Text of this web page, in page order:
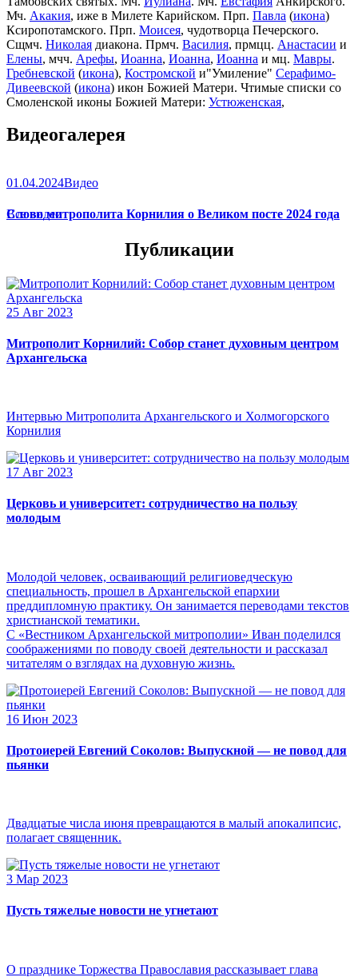
Мч. Акакия, иже в Милете Карийском. Прп. Павла (икона)
Ксиропотамского. Прп. Моисея, чудотворца Печерского.
Сщмч. Николая диакона. Прмч. Василия, прмцц. Анастасии и
Елены, мчч. Арефы, Иоанна, Иоанна, Иоанна и мц. Мавры.
Гребневской (икона), Костромской и"Умиление" Серафимо-
Дивеевской (икона) икон Божией Матери. Чтимые списки со
Смоленской иконы Божией Матери: Устюженская,
(икона),Игрицкая,Шуйская
Сергиевская(в Троице-Сергиевой Лавре).
Видеогалерея
01.04.2024Видео
Слово митрополита Корнилия о Великом посте 2024 года
Все видео
Публикации
25 Авг 2023
Митрополит Корнилий: Собор станет духовным центром
Архангельска
Интервью Митрополита Архангельского и Холмогорского
Корнилия
17 Авг 2023
Церковь и университет: сотрудничество на пользу
молодым
Молодой человек, осваивающий религиоведческую
специальность, прошел в Архангельской епархии
преддипломную практику. Он занимается переводами текстов
христианской тематики.
С «Вестником Архангельской митрополии» Иван поделился
соображениями по поводу своей деятельности и рассказал
читателям о взглядах на духовную жизнь.
16 Июн 2023
Протоиерей Евгений Соколов: Выпускной — не повод для
пьянки
Двадцатые числа июня превращаются в малый апокалипсис,
полагает священник.
3 Мар 2023
Пусть тяжелые новости не угнетают
О празднике Торжества Православия рассказывает глава